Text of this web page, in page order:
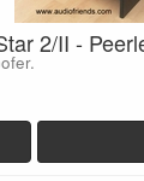
2/II -